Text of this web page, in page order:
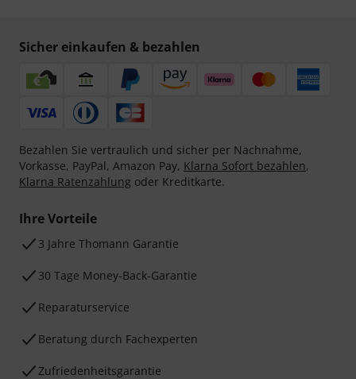
Sicher einkaufen & bezahlen
Bezahlen Sie vertraulich und sicher per Nachnahme,
Vorkasse, PayPal, Amazon Pay, Klarna Sofort bezahlen,
Klarna Ratenzahlung oder Kreditkarte.
Ihre Vorteile
3 Jahre Thomann Garantie
30 Tage Money-Back-Garantie
Reparaturservice
Beratung durch Fachexperten
Zufriedenheitsgarantie